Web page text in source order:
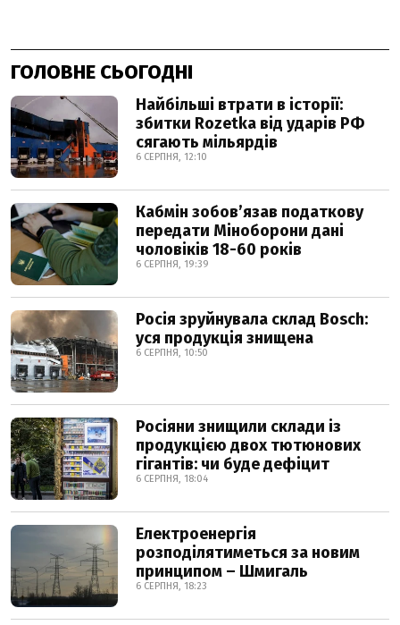
ГОЛОВНЕ СЬОГОДНІ
Найбільші втрати в історії:
збитки Rozetka від ударів РФ
сягають мільярдів
6 СЕРПНЯ, 12:10
Кабмін зобовʼязав податкову
передати Міноборони дані
чоловіків 18-60 років
6 СЕРПНЯ, 19:39
Росія зруйнувала склад Bosch:
уся продукція знищена
6 СЕРПНЯ, 10:50
Росіяни знищили склади із
продукцією двох тютюнових
гігантів: чи буде дефіцит
6 СЕРПНЯ, 18:04
Електроенергія
розподілятиметься за новим
принципом – Шмигаль
6 СЕРПНЯ, 18:23